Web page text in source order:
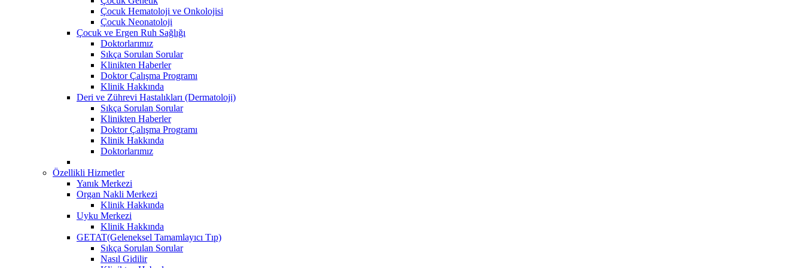
Çocuk Hematoloji ve Onkolojisi
Çocuk Neonatoloji
Çocuk ve Ergen Ruh Sağlığı
Doktorlarımız
Sıkça Sorulan Sorular
Klinikten Haberler
Doktor Çalışma Programı
Klinik Hakkında
Deri ve Zührevi Hastalıkları (Dermatoloji)
Sıkça Sorulan Sorular
Klinikten Haberler
Doktor Çalışma Programı
Klinik Hakkında
Doktorlarımız
Özellikli Hizmetler
Yanık Merkezi
Organ Nakli Merkezi
Klinik Hakkında
Uyku Merkezi
Klinik Hakkında
GETAT(Geleneksel Tamamlayıcı Tıp)
Sıkça Sorulan Sorular
Nasıl Gidilir